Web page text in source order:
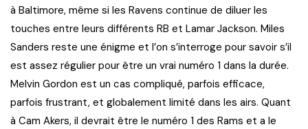
à Baltimore, même si les Ravens continue de diluer les
touches entre leurs différents RB et Lamar Jackson. Miles
Sanders reste une énigme et l’on s’interroge pour savoir s’il
est assez régulier pour être un vrai numéro 1 dans la durée.
Melvin Gordon est un cas compliqué, parfois efficace,
parfois frustrant, et globalement limité dans les airs. Quant
à Cam Akers, il devrait être le numéro 1 des Rams et a le